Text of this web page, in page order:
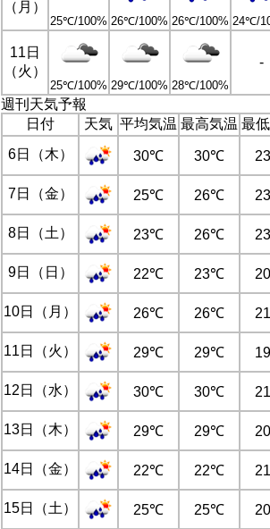
（月）
25℃/100% 26℃/100% 26℃/100% 24℃/
11日
（火）
25℃/100% 29℃/100% 28℃/100%
-
週刊天気予報
日付
天気 平均気温 最高気温 最
6日（木）
30℃ 30℃
7日（金） 25℃ 26℃
8日（土） 23℃ 26℃
9日（日） 22℃ 23℃
10日（月） 26℃ 26℃
11日（火） 29℃ 29℃
12日（水） 30℃ 30℃
13日（木） 29℃ 29℃
14日（金） 22℃ 22℃
15日（土） 25℃ 25℃